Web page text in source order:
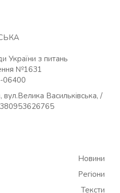
України з питань
№1631
06400
вул.Велика Васильківська, /
Новини
Регіони
Тексти